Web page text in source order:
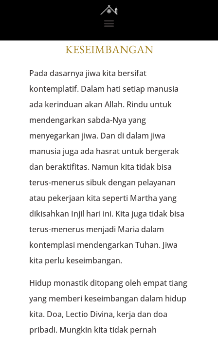
RENUNGAN DARI GEDONO
KESEIMBANGAN
Pada dasarnya jiwa kita bersifat
kontemplatif. Dalam hati setiap manusia
ada kerinduan akan Allah. Rindu untuk
mendengarkan sabda-Nya yang
menyegarkan jiwa. Dan di dalam jiwa
manusia juga ada hasrat untuk bergerak
dan beraktifitas. Namun kita tidak bisa
terus-menerus sibuk dengan pelayanan
atau pekerjaan kita seperti Martha yang
dikisahkan Injil hari ini. Kita juga tidak bisa
terus-menerus menjadi Maria dalam
kontemplasi mendengarkan Tuhan. Jiwa
kita perlu keseimbangan.
Hidup monastik ditopang oleh empat tiang
yang memberi keseimbangan dalam hidup
kita. Doa, Lectio Divina, kerja dan doa
pribadi. Mungkin kita tidak pernah